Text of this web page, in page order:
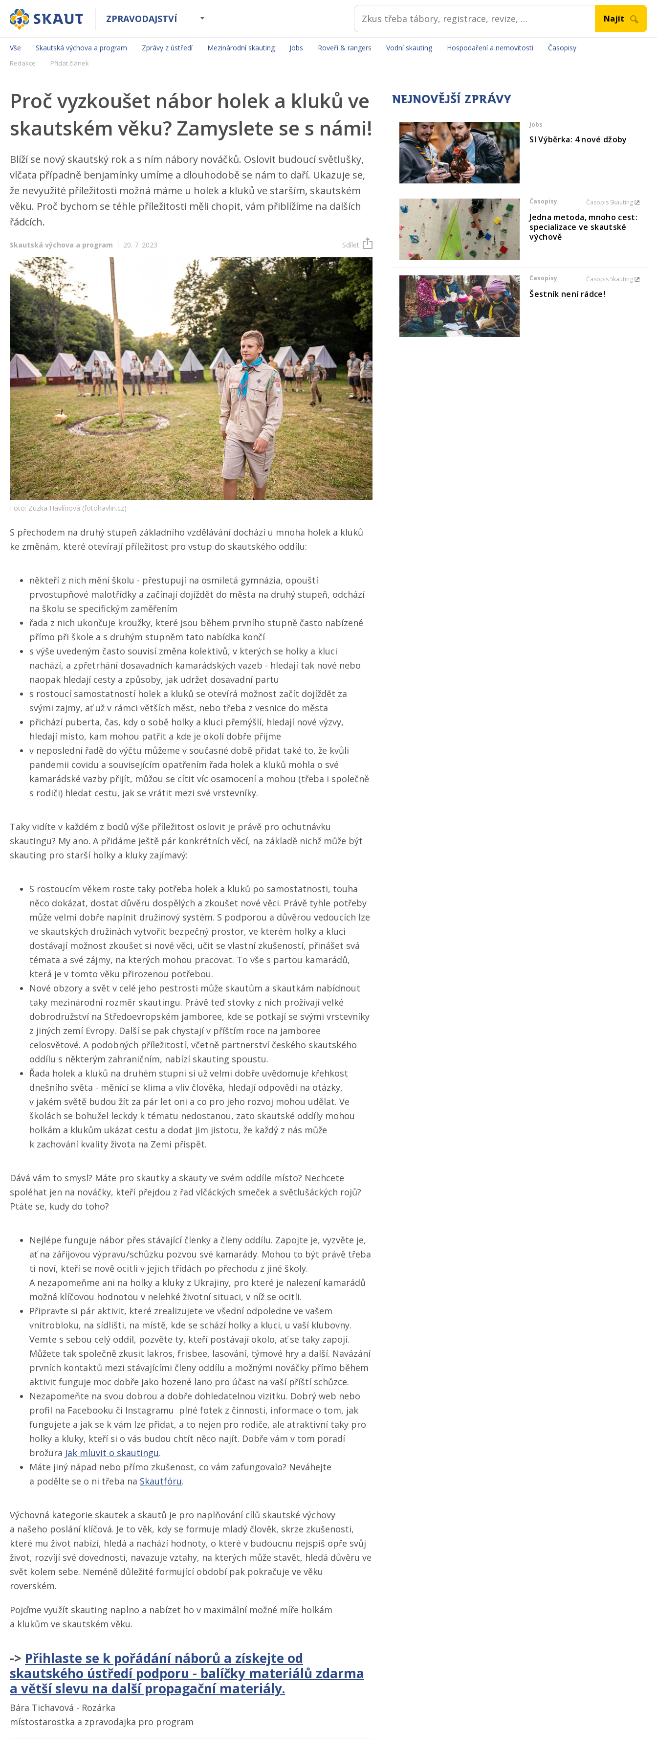
ZPRAVODAJSTVÍ
Vše Skautská výchova a program Zprávy z ústředí Mezinárodní skauting Jobs Roveři & rangers Vodní skauting Hospodaření a nemovitosti Časopisy
Redakce Přidat článek
Proč vyzkoušet nábor holek a kluků ve
skautském věku? Zamyslete se s námi!
Blíží se nový skautský rok a s ním nábory nováčků. Oslovit budoucí světlušky,
vlčata případně benjamínky umíme a dlouhodobě se nám to daří. Ukazuje se,
že nevyužité příležitosti možná máme u holek a kluků ve starším, skautském
věku. Proč bychom se téhle příležitosti měli chopit, vám přiblížíme na dalších
řádcích.
Skautská výchova a program 20. 7. 2023 Sdílet
Foto: Zuzka Havlínová (fotohavlin.cz)
S přechodem na druhý stupeň základního vzdělávání dochází u mnoha holek a kluků
ke změnám, které otevírají příležitost pro vstup do skautského oddílu:
někteří z nich mění školu - přestupují na osmiletá gymnázia, opouští
prvostupňové malotřídky a začínají dojíždět do města na druhý stupeň, odchází
na školu se specifickým zaměřením
řada z nich ukončuje kroužky, které jsou během prvního stupně často nabízené
přímo při škole a s druhým stupněm tato nabídka končí
s výše uvedeným často souvisí změna kolektivů, v kterých se holky a kluci
nachází, a zpřetrhání dosavadních kamarádských vazeb - hledají tak nové nebo
naopak hledají cesty a způsoby, jak udržet dosavadní partu
s rostoucí samostatností holek a kluků se otevírá možnost začít dojíždět za
svými zajmy, ať už v rámci větších měst, nebo třeba z vesnice do města
přichází puberta, čas, kdy o sobě holky a kluci přemýšlí, hledají nové výzvy,
hledají místo, kam mohou patřit a kde je okolí dobře přijme
v neposlední řadě do výčtu můžeme v současné době přidat také to, že kvůli
pandemii covidu a souvisejícím opatřením řada holek a kluků mohla o své
kamarádské vazby přijít, můžou se cítit víc osamocení a mohou (třeba i společně
s rodiči) hledat cestu, jak se vrátit mezi své vrstevníky.
Taky vidíte v každém z bodů výše příležitost oslovit je právě pro ochutnávku
skautingu? My ano. A přidáme ještě pár konkrétních věcí, na základě nichž může být
skauting pro starší holky a kluky zajímavý:
S rostoucím věkem roste taky potřeba holek a kluků po samostatnosti, touha
něco dokázat, dostat důvěru dospělých a zkoušet nové věci. Právě tyhle potřeby
může velmi dobře naplnit družinový systém. S podporou a důvěrou vedoucích lze
ve skautských družinách vytvořit bezpečný prostor, ve kterém holky a kluci
dostávají možnost zkoušet si nové věci, učit se vlastní zkušeností, přinášet svá
témata a své zájmy, na kterých mohou pracovat. To vše s partou kamarádů,
která je v tomto věku přirozenou potřebou.
Nové obzory a svět v celé jeho pestrosti může skautům a skautkám nabídnout
taky mezinárodní rozměr skautingu. Právě teď stovky z nich prožívají velké
dobrodružství na Středoevropském jamboree, kde se potkají se svými vrstevníky
z jiných zemí Evropy. Další se pak chystají v příštím roce na jamboree
celosvětové. A podobných příležitostí, včetně partnerství českého skautského
oddílu s některým zahraničním, nabízí skauting spoustu.
Řada holek a kluků na druhém stupni si už velmi dobře uvědomuje křehkost
dnešního světa - měnící se klima a vliv člověka, hledají odpovědi na otázky,
v jakém světě budou žít za pár let oni a co pro jeho rozvoj mohou udělat. Ve
školách se bohužel leckdy k tématu nedostanou, zato skautské oddíly mohou
holkám a klukům ukázat cestu a dodat jim jistotu, že každý z nás může
k zachování kvality života na Zemi přispět.
Dává vám to smysl? Máte pro skautky a skauty ve svém oddíle místo? Nechcete
spoléhat jen na nováčky, kteří přejdou z řad vlčáckých smeček a světlušáckých rojů?
Ptáte se, kudy do toho?
Nejlépe funguje nábor přes stávající členky a členy oddílu. Zapojte je, vyzvěte je,
ať na zářijovou výpravu/​schůzku pozvou své kamarády. Mohou to být právě třeba
ti noví, kteří se nově ocitli v jejich třídách po přechodu z jiné školy.
A nezapomeňme ani na holky a kluky z Ukrajiny, pro které je nalezení kamarádů
možná klíčovou hodnotou v nelehké životní situaci, v níž se ocitli.
Připravte si pár aktivit, které zrealizujete ve všední odpoledne ve vašem
vnitrobloku, na sídlišti, na místě, kde se schází holky a kluci, u vaší klubovny.
Vemte s sebou celý oddíl, pozvěte ty, kteří postávají okolo, ať se taky zapojí.
Můžete tak společně zkusit lakros, frisbee, lasování, týmové hry a další. Navázání
prvních kontaktů mezi stávajícími členy oddílu a možnými nováčky přímo během
aktivit funguje moc dobře jako hozené lano pro účast na vaší příští schůzce.
Nezapomeňte na svou dobrou a dobře dohledatelnou vizitku. Dobrý web nebo
profil na Facebooku či Instagramu plné fotek z činnosti, informace o tom, jak
fungujete a jak se k vám lze přidat, a to nejen pro rodiče, ale atraktivní taky pro
holky a kluky, kteří si o vás budou chtít něco najít. Dobře vám v tom poradí
brožura Jak mluvit o skautingu.
Máte jiný nápad nebo přímo zkušenost, co vám zafungovalo? Neváhejte
a podělte se o ni třeba na Skautfóru.
Výchovná kategorie skautek a skautů je pro naplňování cílů skautské výchovy
a našeho poslání klíčová. Je to věk, kdy se formuje mladý člověk, skrze zkušenosti,
které mu život nabízí, hledá a nachází hodnoty, o které v budoucnu nejspíš opře svůj
život, rozvíjí své dovednosti, navazuje vztahy, na kterých může stavět, hledá důvěru ve
svět kolem sebe. Neméně důležité formující období pak pokračuje ve věku
roverském.
Pojďme využít skauting naplno a nabízet ho v maximální možné míře holkám
a klukům ve skautském věku.
-> Přihlaste se k pořádání náborů a získejte od
skautského ústředí podporu - balíčky materiálů zdarma
a větší slevu na další propagační materiály.
Bára Tichavová - Rozárka
místostarostka a zpravodajka pro program
NEJNOVĚJŠÍ ZPRÁVY
Jobs
SI Výběrka: 4 nové džoby
Časopisy Časopis Skauting
Jedna metoda, mnoho cest:
specializace ve skautské
výchově
Časopisy Časopis Skauting
Šestník není rádce!